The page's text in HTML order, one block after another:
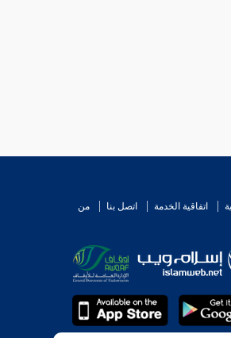
اتفاقية الخدمة اتصل بنا
من